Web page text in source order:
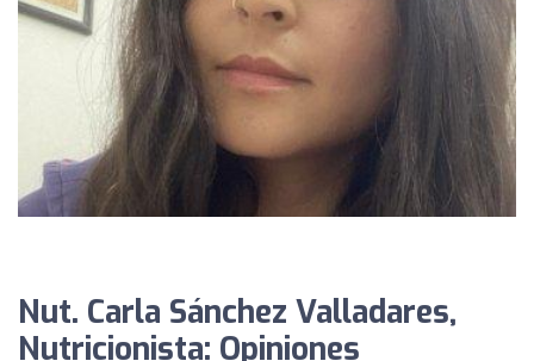
Nut. Carla Sánchez Valladares,
Nutricionista: Opiniones